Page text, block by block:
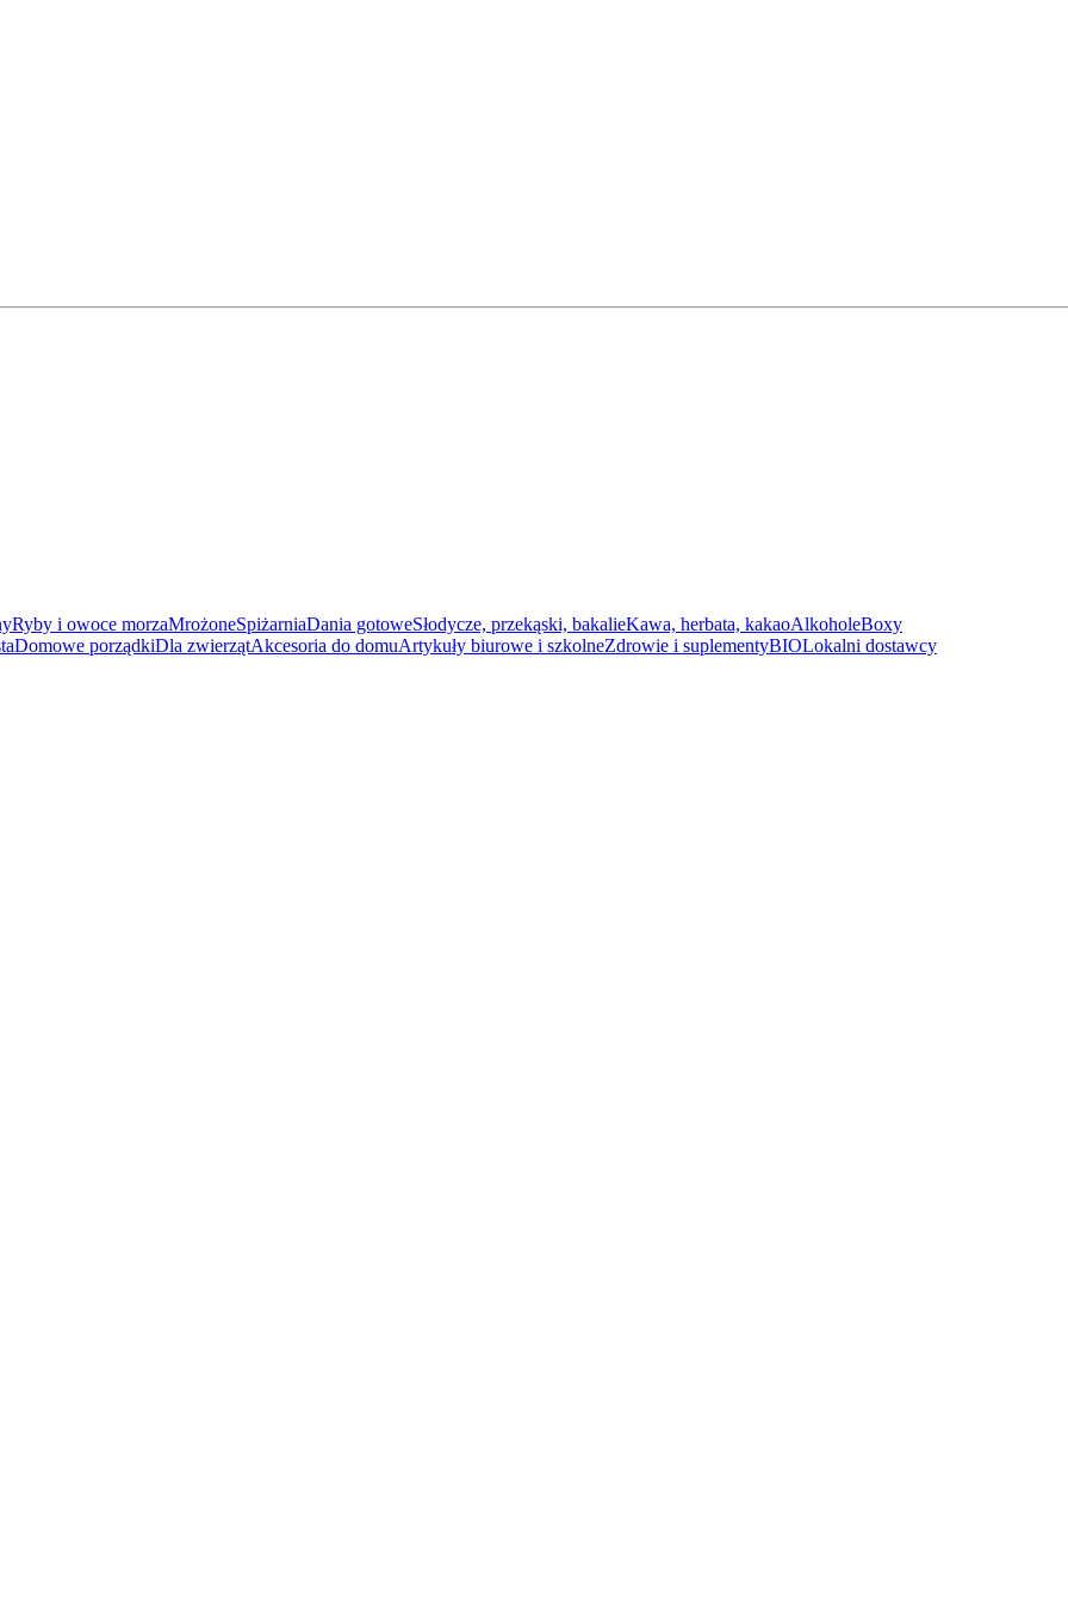
Ryby i owoce morzaMrożoneSpiżarniaDania gotoweSłodycze, przekąski, bakalieKawa, herbata, kakaoAlkoholeBoxy
Domowe porządkiDla zwierzątAkcesoria do domuArtykuły biurowe i szkolneZdrowie i suplementyBIOLokalni dostawcy